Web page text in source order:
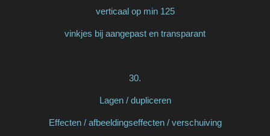
verticaal op min 125
vinkjes bij aangepast en transparant
30.
Lagen / dupliceren
Effecten / afbeeldingseffecten / verschuiving